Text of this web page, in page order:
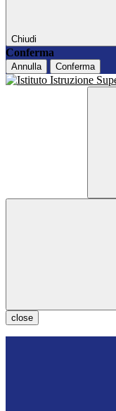
Chiudi
Conferma
Annulla Conferma
close